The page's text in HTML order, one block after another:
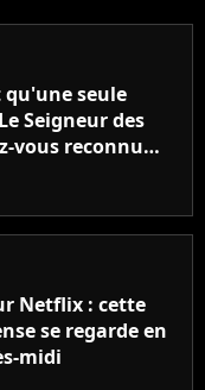
seule
Seigneur des
vous reconnu
cinéma dans la
Netflix : cette
se regarde en
midi